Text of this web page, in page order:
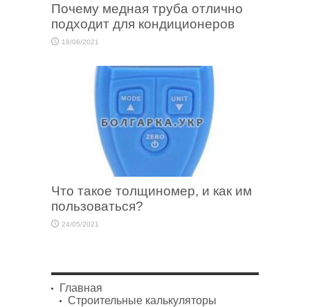
Почему медная труба отлично
подходит для кондиционеров
18/06/2021
Что такое толщиномер, и как им
пользоваться?
24/05/2021
Главная
Строительные калькуляторы